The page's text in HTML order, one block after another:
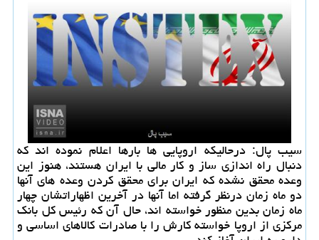
سیب پال: درحالیكه اروپایی ها بارها اعلام نموده اند كه
دنبال راه اندازی ساز و كار مالی با ایران هستند، هنوز این
وعده محقق نشده كه ایران برای محقق كردن وعده های آنها
دو ماه زمان درنظر گرفته اما آنها در آخرین اظهاراتشان چهار
ماه زمان بدین منظور خواسته اند، حال آن كه رئیس كل بانك
مركزی از اروپا خواسته كارش را با صادرات كالاهای اساسی و